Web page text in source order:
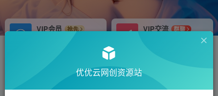
VIP会员
抢先
免费下载全站资源
VIP交流
群聊
研究探讨更多创业项目路子。
站长V：hu91275
推荐
优优云网创资源站